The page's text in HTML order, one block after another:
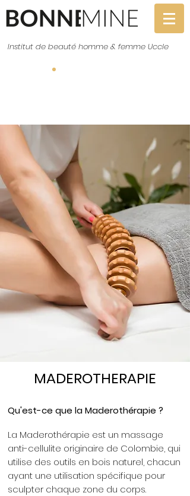
Institut de beauté homme & femme Uccle
MADEROTHERAPIE
Qu'est-ce que la Maderothérapie ?
La Maderothérapie est un massage
anti-cellulite originaire de Colombie, qui
utilise des outils en bois naturel, chacun
ayant une utilisation spécifique pour
sculpter chaque zone du corps.